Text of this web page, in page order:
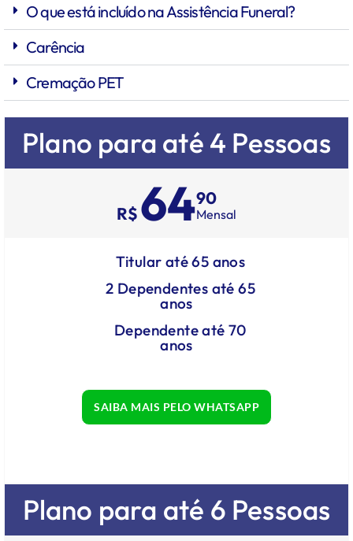
O que está incluído na Assistência Funeral?
Carência
Cremação PET
Plano para até 4 Pessoas
R$6490
Mensal
Titular até 65 anos
2 Dependentes até 65
anos
Dependente até 70
anos
SAIBA MAIS PELO WHATSAPP
Plano para até 6 Pessoas